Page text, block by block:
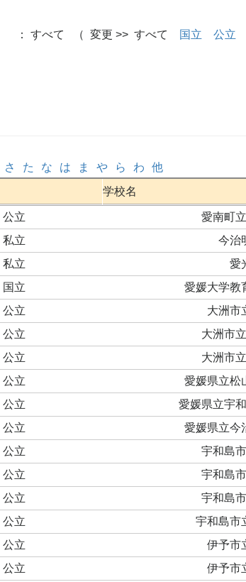
： すべて （ 変更 >> すべて 国立 公立
さ た な は ま や ら わ
他
学校名
公立
愛南町
私立
今治
私立
愛
国立
愛媛大学教
公立
大洲市
公立
大洲市
公立
大洲市
公立
愛媛県立松
公立
愛媛県立宇
公立
愛媛県立今
公立
宇和島
公立
宇和島
公立
宇和島
公立
宇和島市
公立
伊予市
公立
伊予市